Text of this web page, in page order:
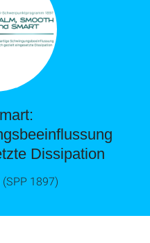
Dissipation
1897)